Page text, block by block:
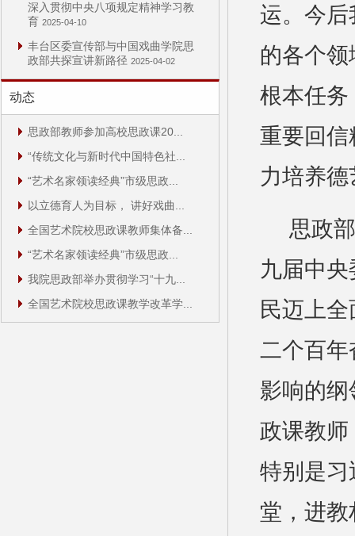
深入贯彻中央八项规定精神学习教
育 2025-04-10
丰台区委宣传部与中国戏曲学院思
政部共探宣讲新路径 2025-04-02
动态
思政部教师参加高校思政课20...
“传统文化与新时代中国特色社...
“艺术名家领读经典”市级思政...
以立德育人为目标， 讲好戏曲...
全国艺术院校思政课教师集体备...
“艺术名家领读经典”市级思政...
我院思政部举办贯彻学习“十九...
全国艺术院校思政课教学改革学...
运。今
的各个
根本任
重要回
力培养
思政
九届中
民迈上
二个百
影响的
政课教
特别是
堂，进